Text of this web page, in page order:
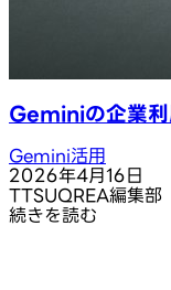
Geminiの企業利
Gemini活用
2026年4月16日
TTSUQREA編集部
続きを読む